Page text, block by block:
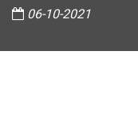
06-10-2021